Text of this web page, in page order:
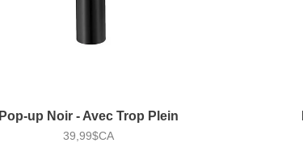
Pop-up Noir - Avec Trop Plein
39,99$CA